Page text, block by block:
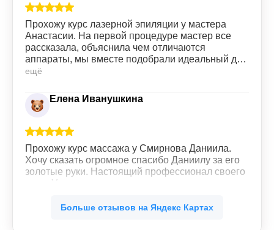
Прохожу курс лазерной эпиляции у мастера
Анастасии. На первой процедуре мастер все
рассказала, объяснила чем отличаются
аппараты, мы вместе подобрали идеальный для
меня вариант. Сами процедуры проходят без
быстро. Девушки на ресепшене всегда
приветливы. Всем советую данную клинику.
ещё
Елена Иванушкина
Прохожу курс массажа у Смирнова Даниила.
Хочу сказать огромное спасибо Даниилу за его
золотые руки. Настоящий профессионал своего
дела. Уже со второго сеанса массажа
зажимы в мышцах. Буду продолжать.
Больше отзывов на Яндекс Картах